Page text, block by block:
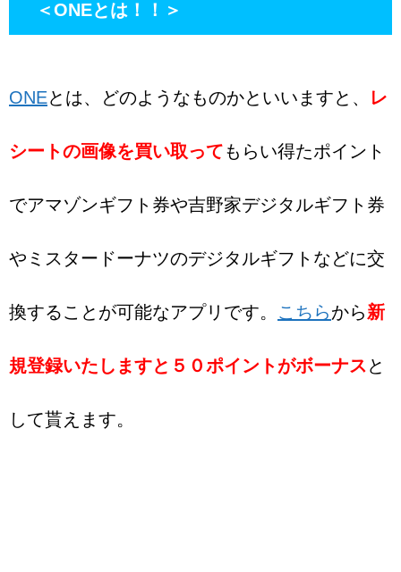
＜ONEとは！！＞
ONEとは、どのようなものかといいますと、 レ
シートの画像を買い取ってもらい得たポイント
でアマゾンギフト券や吉野家デジタルギフト券
やミスタードーナツのデジタルギフトなどに交
換することが可能なアプリです。 こちらから新
規登録いたしますと５０ポイントがボーナスと
して貰えます。